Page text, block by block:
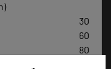
30
60
80